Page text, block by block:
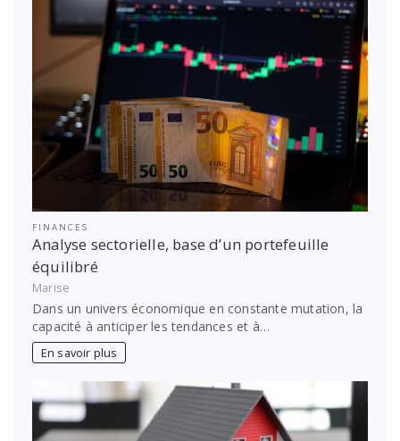
FINANCES
Analyse sectorielle, base d’un portefeuille
équilibré
Marise
Dans un univers économique en constante mutation, la
capacité à anticiper les tendances et à…
En savoir plus